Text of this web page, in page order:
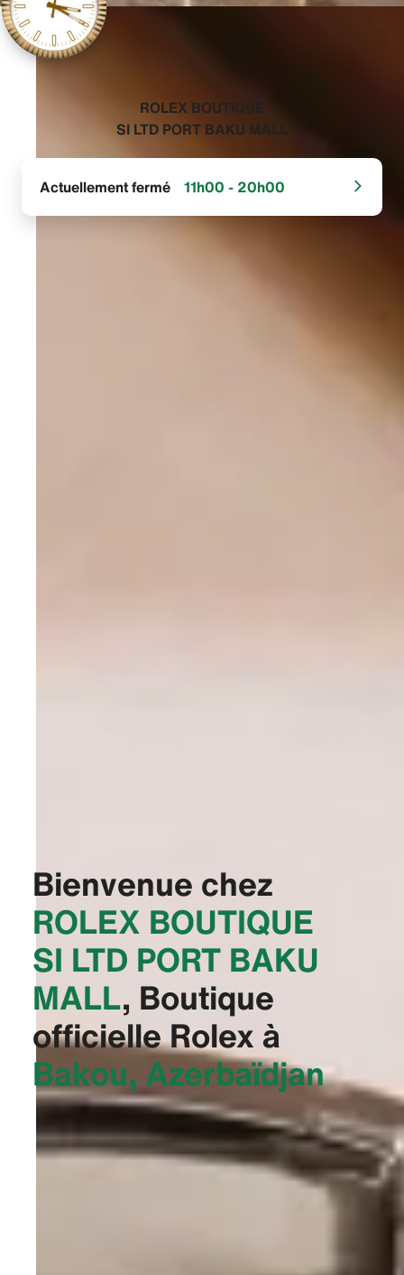
‭ROLEX BOUTIQUE
SI LTD PORT BAKU MALL‬
Actuellement fermé 11h00 - 20h00
Bienvenue chez
‭ROLEX BOUTIQUE
SI LTD PORT BAKU
MALL‬, Boutique
officielle Rolex à
Bakou, Azerbaïdjan